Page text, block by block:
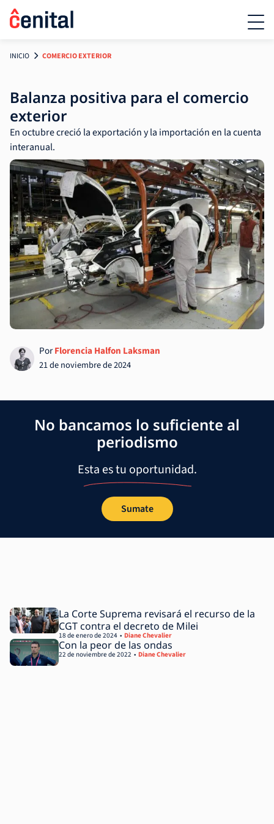
INICIO COMERCIO EXTERIOR
Balanza positiva para el comercio
exterior
En octubre creció la exportación y la importación en la cuenta
interanual.
PorFlorencia Halfon Laksman
21 de noviembre de 2024
No bancamos lo suficiente al
periodismo
Esta es tu oportunidad.
Sumate
La Corte Suprema revisará el recurso de la
CGT contra el decreto de Milei
Diane Chevalier
18 de enero de 2024
Con la peor de las ondas
Diane Chevalier
22 de noviembre de 2022